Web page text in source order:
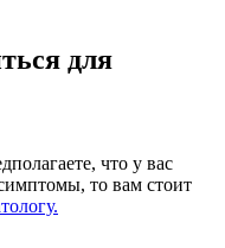
для
что у вас
то вам стоит